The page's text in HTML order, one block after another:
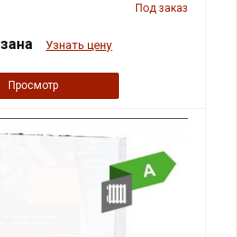
Под заказ
Узнать цену
Просмотр